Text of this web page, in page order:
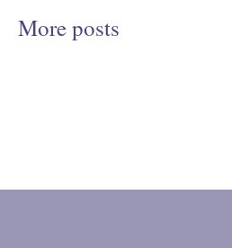
More posts